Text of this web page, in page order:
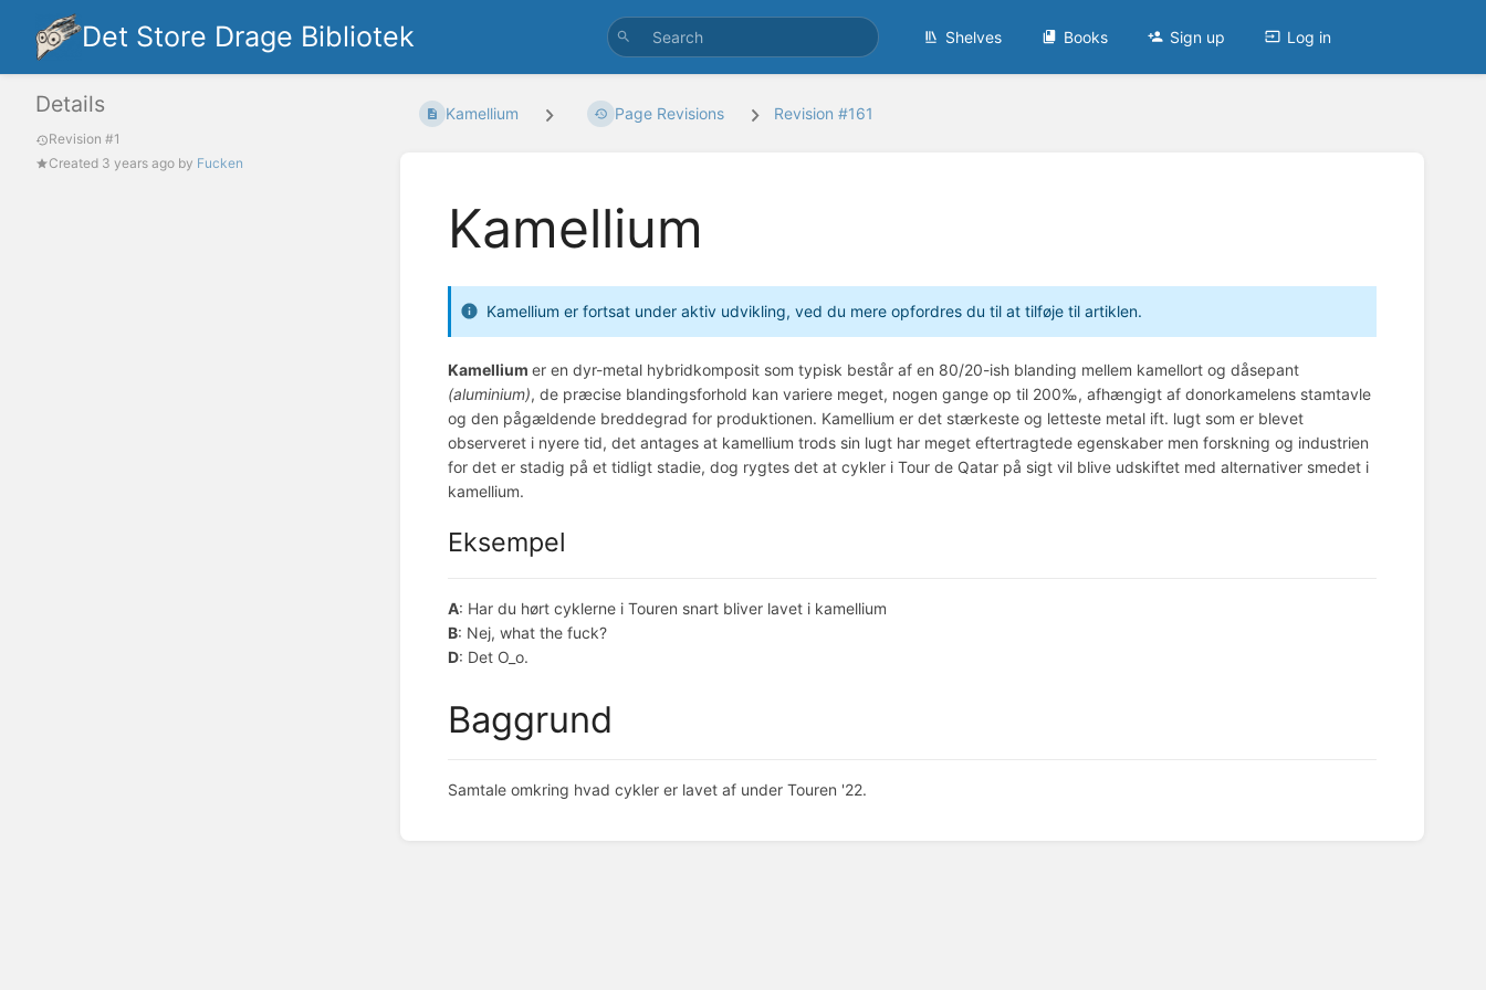
Det Store Drage Bibliotek Shelves Books Sign up Log in
Details
Revision #1
Created 3 years ago by Fucken
Kamellium Page Revisions Revision #161
Kamellium
Kamellium er fortsat under aktiv udvikling, ved du mere opfordres du til at tilføje til artiklen.
Kamellium er en dyr-metal hybridkomposit som typisk består af en 80/20-ish blanding mellem kamellort og dåsepant
(aluminium), de præcise blandingsforhold kan variere meget, nogen gange op til 200‰, afhængigt af donorkamelens stamtavle
og den pågældende breddegrad for produktionen. Kamellium er det stærkeste og letteste metal ift. lugt som er blevet
observeret i nyere tid, det antages at kamellium trods sin lugt har meget eftertragtede egenskaber men forskning og industrien
for det er stadig på et tidligt stadie, dog rygtes det at cykler i Tour de Qatar på sigt vil blive udskiftet med alternativer smedet i
kamellium.
Eksempel
A: Har du hørt cyklerne i Touren snart bliver lavet i kamellium
B: Nej, what the fuck?
D: Det O_o.
Baggrund
Samtale omkring hvad cykler er lavet af under Touren '22.